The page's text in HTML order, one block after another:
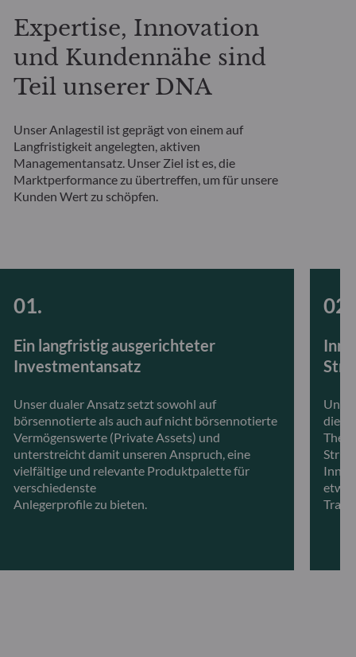
Expertise, Innovation
und Kundennähe sind
Teil unserer DNA
Unser Anlagestil ist geprägt von einem auf
Langfristigkeit angelegten, aktiven
Managementansatz. Unser Ziel ist es, die
Marktperformance zu übertreffen, um für unsere
Kunden Wert zu schöpfen.
Ein langfristig ausgerichteter
Investmentansatz
Unser dualer Ansatz setzt sowohl auf
börsennotierte als auch auf nicht börsennotierte
Vermögenswerte (Private Assets) und
unterstreicht damit unseren Anspruch, eine
vielfältige und relevante Produktpalette für
verschiedenste
Anlegerprofile zu bieten.
die
etwa